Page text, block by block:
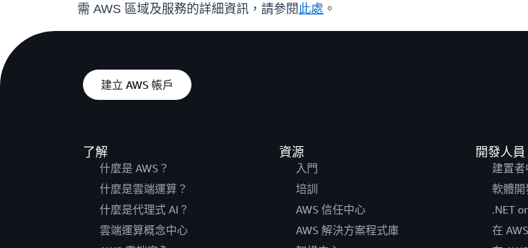
需 AWS 區域及服務的詳細資訊，請參閱此處 。
建立 AWS 帳戶
了解
什麼是 AWS？
什麼是雲端運算？
什麼是代理式 AI？
雲端運算概念中心
資源
入門
培訓
AWS 信任中心
AWS 解決方案程式庫
開發人員
建置
軟體
.NET
在